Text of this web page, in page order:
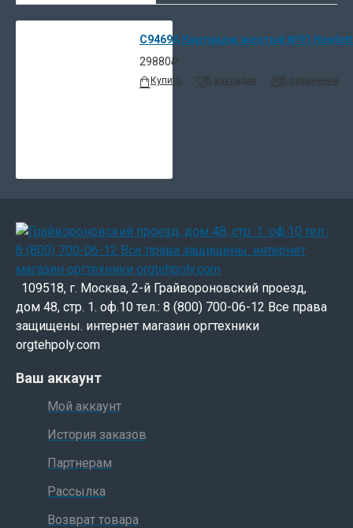
C9469A Картридж желтый №91
29880₽
Купить В закладки В сравнение
109518, г. Москва, 2-й Грайвороновский проезд,
дом 48, стр. 1. оф.10 тел.: 8 (800) 700-06-12 Все права
защищены. интернет магазин оргтехники
orgtehpoly.com
Ваш аккаунт
Мой аккаунт
История заказов
Партнерам
Рассылка
Возврат товара